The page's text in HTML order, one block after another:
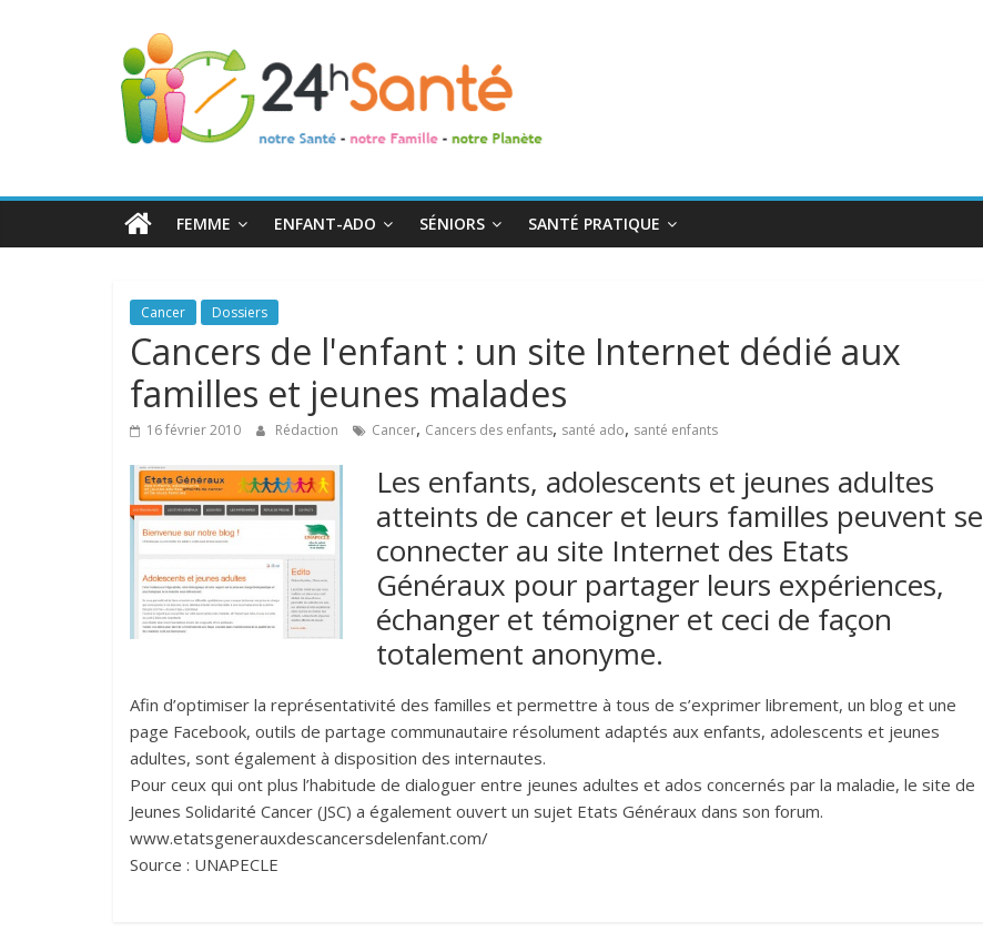
24h
Santé
toute
FEMME ENFANT-ADO SÉNIORS SANTÉ PRATIQUE
Cancer Dossiers
Cancers de l'enfant : un site Internet dédié aux
familles et jeunes malades
16 février 2010 Rédaction Cancer, Cancers des enfants, santé ado, santé enfants
Les enfants, adolescents et jeunes adultes
atteints de cancer et leurs familles peuvent se
connecter au site Internet des Etats
Généraux pour partager leurs expériences,
échanger et témoigner et ceci de façon
totalement anonyme.
Afin d’optimiser la représentativité des familles et permettre à tous de s’exprimer librement, un blog et une
page Facebook, outils de partage communautaire résolument adaptés aux enfants, adolescents et jeunes
adultes, sont également à disposition des internautes.
Pour ceux qui ont plus l’habitude de dialoguer entre jeunes adultes et ados concernés par la maladie, le site de
Jeunes Solidarité Cancer (JSC) a également ouvert un sujet Etats Généraux dans son forum.
www.etatsgenerauxdescancersdelenfant.com/
Source : UNAPECLE